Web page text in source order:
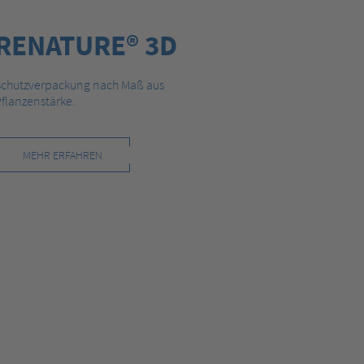
3D
nach Maß aus
MEHR ERFAHREN